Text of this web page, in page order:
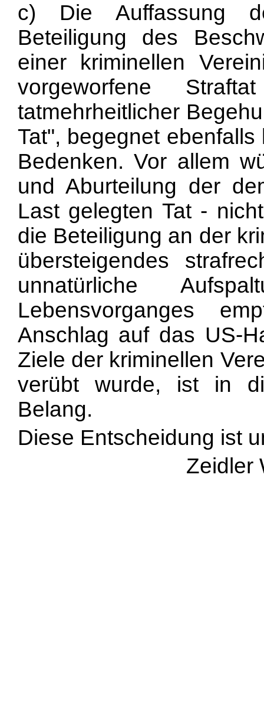
c) Die Auffassung
Beteiligung des
einer kriminellen
vorgeworfene
tatmehrheitlicher
Tat", begegnet
Bedenken. Vor allem
und Aburteilung der
Last gelegten Tat -
die Beteiligung an der
übersteigendes
unnatürliche
Lebensvorganges
Anschlag auf das US-
Ziele der kriminellen
verübt wurde, ist in
Belang.
Diese Entscheidung ist
Zeidler